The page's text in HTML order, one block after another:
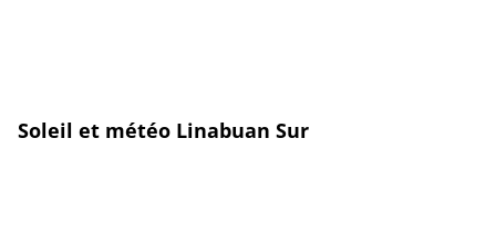
Soleil et météo Linabuan Sur